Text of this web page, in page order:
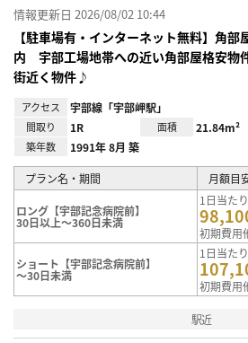
情報更新日 2026/08/02 10:44
【駐車場有・インターネット無料】角
内 宇部工場地帯への近い角部屋格安物
街近く物件♪
アクセス 宇部線「宇部岬駅」
間取り 1R 面積 21.84m²
築年数 1991年 8月 築
プラン名・期間 月額目
ロング【宇部記念病院前】
30日以上～360日未満
1日当た
初期費用
ショート【宇部記念病院前】
～30日未満
1日当た
初期費用
駅近